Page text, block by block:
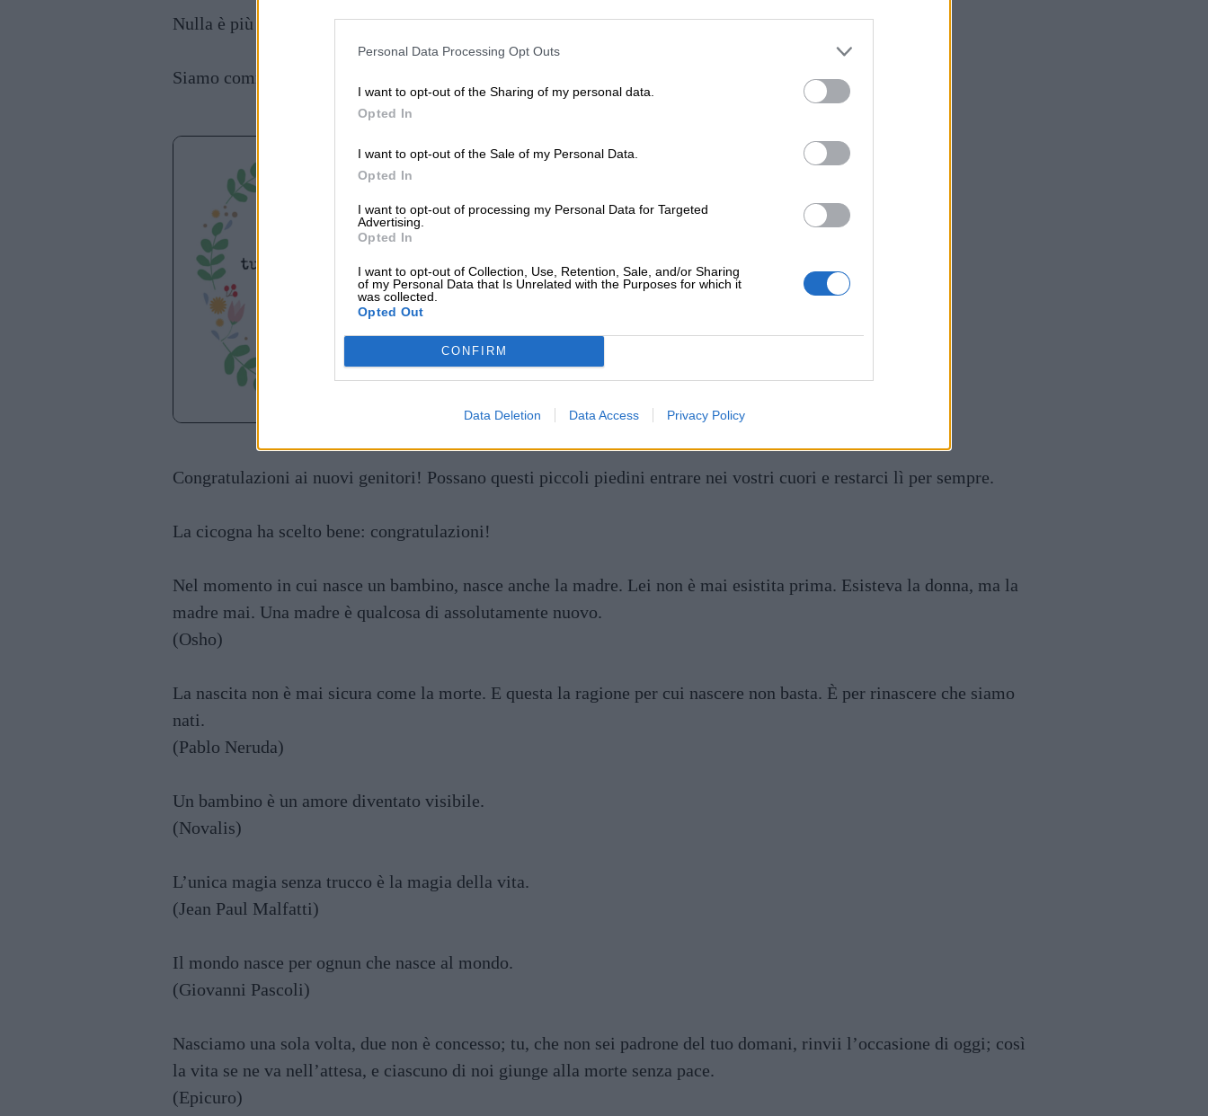
Personal Data Processing Opt Outs
I want to opt-out of the Sharing of my personal data.
Opted In
I want to opt-out of the Sale of my Personal Data.
Opted In
I want to opt-out of processing my Personal Data for Targeted
Advertising.
Opted In
I want to opt-out of Collection, Use, Retention, Sale, and/or Sharing
of my Personal Data that Is Unrelated with the Purposes for which it
was collected.
Opted Out
CONFIRM
Data Deletion Data Access Privacy Policy
Nulla è più bello di una nuova vita che sboccia. Congratulazioni!
Siamo commossi e felici, questa nascita ci tocca il cuore. Tantissimi auguri!
Congratulazioni ai nuovi genitori! Possano questi piccoli piedini entrare nei vostri cuori e restarci lì per sempre.
La cicogna ha scelto bene: congratulazioni!
Nel momento in cui nasce un bambino, nasce anche la madre. Lei non è mai esistita prima. Esisteva la donna, ma la
madre mai. Una madre è qualcosa di assolutamente nuovo.
(Osho)
La nascita non è mai sicura come la morte. E questa la ragione per cui nascere non basta. È per rinascere che siamo
nati.
(Pablo Neruda)
Un bambino è un amore diventato visibile.
(Novalis)
L’unica magia senza trucco è la magia della vita.
(Jean Paul Malfatti)
Il mondo nasce per ognun che nasce al mondo.
(Giovanni Pascoli)
Nasciamo una sola volta, due non è concesso; tu, che non sei padrone del tuo domani, rinvii l’occasione di oggi; così
la vita se ne va nell’attesa, e ciascuno di noi giunge alla morte senza pace.
(Epicuro)